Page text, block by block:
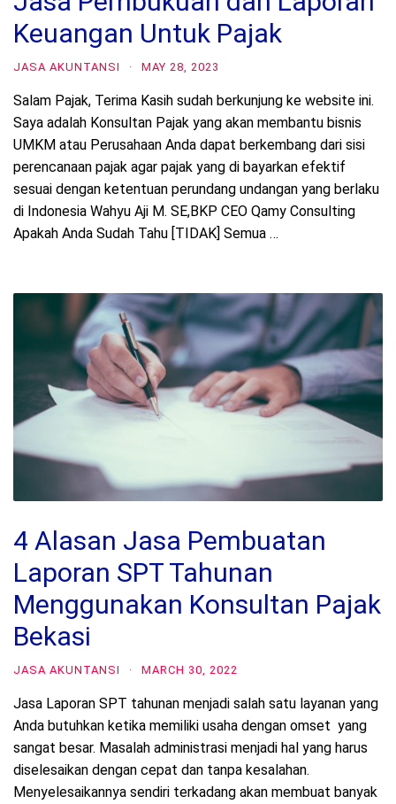
Keuangan Untuk Pajak
JASA AKUNTANSI · MAY 28, 2023
Salam Pajak, Terima Kasih sudah berkunjung ke website ini.
Saya adalah Konsultan Pajak yang akan membantu bisnis
UMKM atau Perusahaan Anda dapat berkembang dari sisi
perencanaan pajak agar pajak yang di bayarkan efektif
sesuai dengan ketentuan perundang undangan yang berlaku
di Indonesia Wahyu Aji M. SE,BKP CEO Qamy Consulting
Apakah Anda Sudah Tahu [TIDAK] Semua …
4 Alasan Jasa Pembuatan
Laporan SPT Tahunan
Menggunakan Konsultan Pajak
Bekasi
JASA AKUNTANSI · MARCH 30, 2022
Jasa Laporan SPT tahunan menjadi salah satu layanan yang
Anda butuhkan ketika memiliki usaha dengan omset yang
sangat besar. Masalah administrasi menjadi hal yang harus
diselesaikan dengan cepat dan tanpa kesalahan.
Menyelesaikannya sendiri terkadang akan membuat banyak